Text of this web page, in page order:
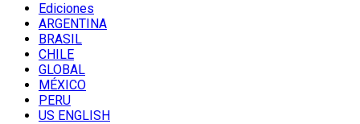
Ediciones
ARGENTINA
BRASIL
CHILE
GLOBAL
MÉXICO
PERU
US ENGLISH